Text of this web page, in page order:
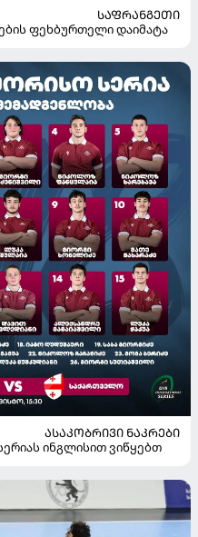
ᲡᲐᲤᲠᲐᲜᲒᲔᲗᲘ
ფეხბურთელი დაიმატა
ᲐᲡᲐᲙᲝᲑᲠᲘᲕᲘ ᲜᲐᲙᲠᲔᲑᲘ
ინგლისით ვიწყებთ